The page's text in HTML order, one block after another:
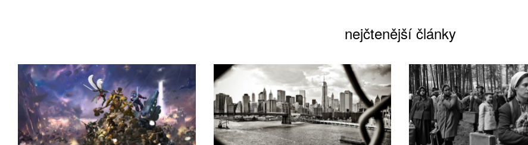
nejčtenější články